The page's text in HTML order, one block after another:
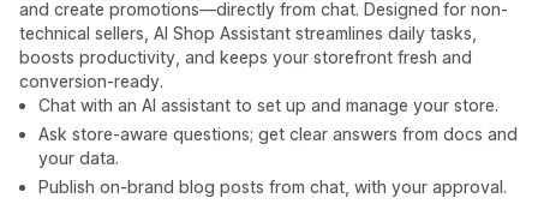
and create promotions—directly from chat. Designed for non-
technical sellers, AI Shop Assistant streamlines daily tasks,
boosts productivity, and keeps your storefront fresh and
conversion-ready.
Chat with an AI assistant to set up and manage your store.
Ask store-aware questions; get clear answers from docs and
your data.
Publish on-brand blog posts from chat, with your approval.